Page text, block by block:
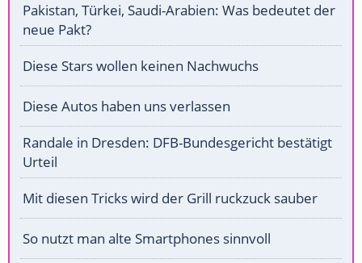
Pakistan, Türkei, Saudi-Arabien: Was bedeutet der
neue Pakt?
Diese Stars wollen keinen Nachwuchs
Diese Autos haben uns verlassen
Randale in Dresden: DFB-Bundesgericht bestätigt
Urteil
Mit diesen Tricks wird der Grill ruckzuck sauber
So nutzt man alte Smartphones sinnvoll